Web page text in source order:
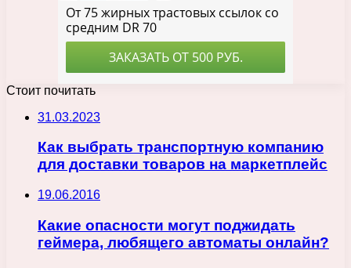
Стоит почитать
31.03.2023
Как выбрать транспортную компанию
для доставки товаров на маркетплейс
19.06.2016
Какие опасности могут поджидать
геймера, любящего автоматы онлайн?